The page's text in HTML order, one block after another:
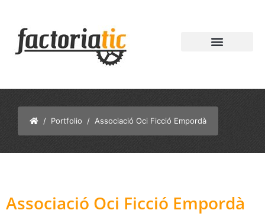
/ Portfolio / Associació Oci Ficció Empordà
Associació Oci Ficció Empordà